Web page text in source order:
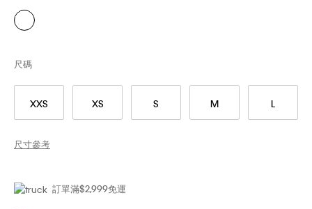
XXS XS S M L
尺碼
尺寸參考
訂單滿$2,999免運